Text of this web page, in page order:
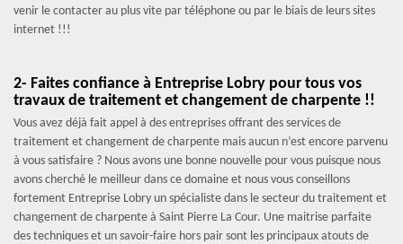
venir le contacter au plus vite par téléphone ou par le biais de leurs sites
internet !!!
2- Faites confiance à Entreprise Lobry pour tous vos
travaux de traitement et changement de charpente !!
Vous avez déjà fait appel à des entreprises offrant des services de
traitement et changement de charpente mais aucun n’est encore parvenu
à vous satisfaire ? Nous avons une bonne nouvelle pour vous puisque nous
avons cherché le meilleur dans ce domaine et nous vous conseillons
fortement Entreprise Lobry un spécialiste dans le secteur du traitement et
changement de charpente à Saint Pierre La Cour. Une maitrise parfaite
des techniques et un savoir-faire hors pair sont les principaux atouts de